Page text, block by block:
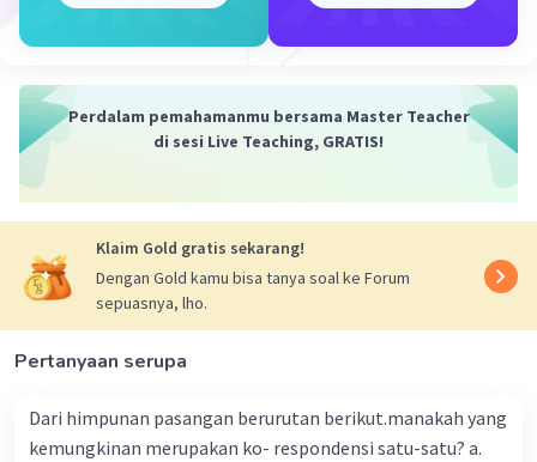
Iklan
Perdalam pemahamanmu bersama Master Teacher
di sesi Live Teaching, GRATIS!
Klaim Gold gratis sekarang!
Dengan Gold kamu bisa tanya soal ke Forum
sepuasnya, lho.
Pertanyaan serupa
Dari himpunan pasangan berurutan berikut.manakah yang
kemungkinan merupakan ko- respondensi satu-satu? a.